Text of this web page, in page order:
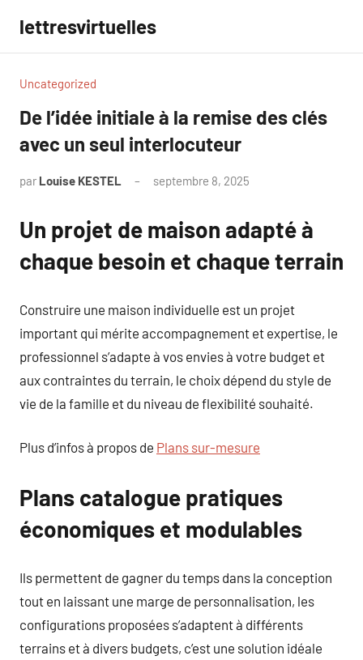
contenu
lettresvirtuelles
Uncategorized
De l’idée initiale à la remise des clés
avec un seul interlocuteur
par Louise KESTEL septembre 8, 2025
Un projet de maison adapté à
chaque besoin et chaque terrain
Construire une maison individuelle est un projet
important qui mérite accompagnement et expertise, le
professionnel s’adapte à vos envies à votre budget et
aux contraintes du terrain, le choix dépend du style de
vie de la famille et du niveau de flexibilité souhaité.
Plus d’infos à propos de Plans sur-mesure
Plans catalogue pratiques
économiques et modulables
Ils permettent de gagner du temps dans la conception
tout en laissant une marge de personnalisation, les
configurations proposées s’adaptent à différents
terrains et à divers budgets, c’est une solution idéale